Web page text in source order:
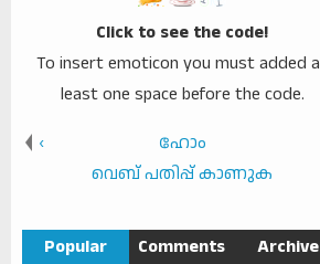
Click to see the code!
To insert emoticon you must added
least one space before the code.
‹
ഹോം
വെബ് പതിപ്പ് കാണുക
Popular Comments Archive